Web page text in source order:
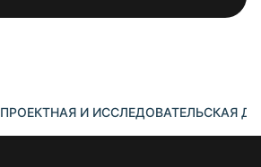
ПРОЕКТНАЯ И ИССЛЕДОВАТЕЛЬСКАЯ